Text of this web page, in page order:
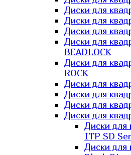
Диски для
Диски для
Диски для
Диски для
BEADLOCK
Диски для
ROCK
Диски для
Диски для
Диски для
Диски для
Диски для
ITP SD
Диски для